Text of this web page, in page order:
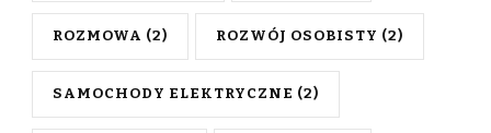
ROZMOWA (2) ROZWÓJ OSOBISTY (2)
SAMOCHODY ELEKTRYCZNE (2)